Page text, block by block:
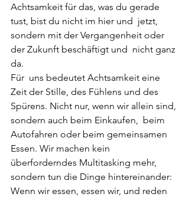
Achtsamkeit für das, was du gerade
tust, bist du nicht im hier und  jetzt,
sondern mit der Vergangenheit oder
der Zukunft beschäftigt und  nicht ganz
da.
Für  uns bedeutet Achtsamkeit eine
Zeit der Stille, des Fühlens und des
Spürens. Nicht nur, wenn wir allein sind,
sondern auch beim Einkaufen,  beim
Autofahren oder beim gemeinsamen
Essen. Wir machen kein
überforderndes Multitasking mehr,
sondern tun die Dinge hintereinander:
Wenn wir essen, essen wir, und reden